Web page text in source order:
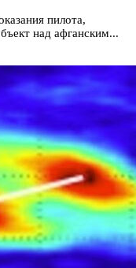
пилота,
над афганским...